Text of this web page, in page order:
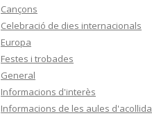
Cançons
Celebració de dies internacionals
Europa
Festes i trobades
General
Informacions d'interès
Informacions de les aules d'acollida